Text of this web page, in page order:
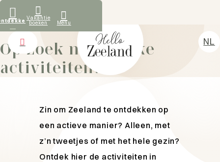
Vakantiehuizen
Verhuur
Over ons
Contact
Vakantie
boeken Menu
Wat onze gasten zeggen
NL
DOEN IN ZEELAND
Op zoek naar leuke
activiteiten?
Zin om Zeeland te ontdekken op
een actieve manier? Alleen, met
z’n tweetjes of met het hele gezin?
Ontdek hier de activiteiten in